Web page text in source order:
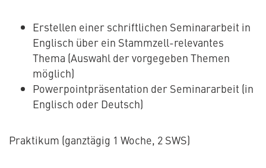
Erstellen einer schriftlichen Seminararbeit in
Englisch über ein Stammzell-relevantes
Thema (Auswahl der vorgegeben Themen
möglich)
Powerpointpräsentation der Seminararbeit (in
Englisch oder Deutsch)
Praktikum (ganztägig 1 Woche, 2 SWS)